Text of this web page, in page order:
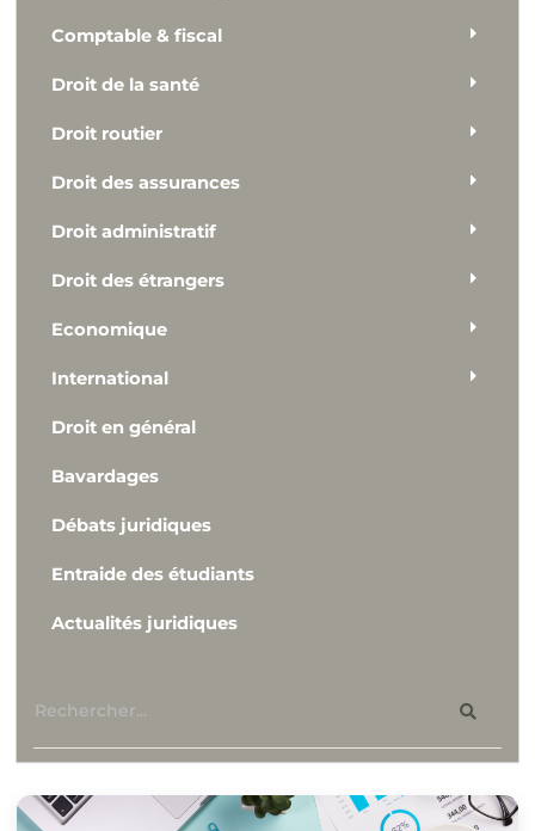
Comptable & fiscal
Droit de la santé
Droit routier
Droit des assurances
Droit administratif
Droit des étrangers
Economique
International
Droit en général
Bavardages
Débats juridiques
Entraide des étudiants
Actualités juridiques